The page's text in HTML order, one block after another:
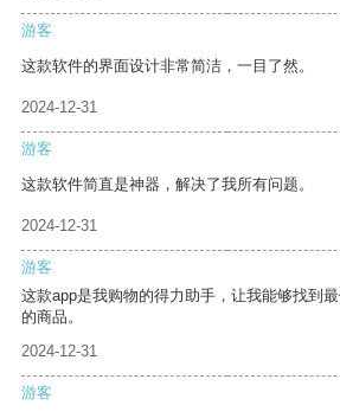
游客
这款软件的界面设计非常简洁，一目了然。
2024-12-31
游客
这款软件简直是神器，解决了我所有问题。
2024-12-31
游客
这款app是我购物的得力助手，让我能够找到
的商品。
2024-12-31
游客